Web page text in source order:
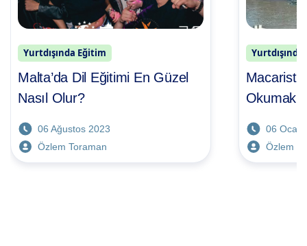
Yurtdışında Eğitim
Malta’da Dil Eğitimi En Güzel
Nasıl Olur?
06 Ağustos 2023
Özlem Toraman
Okumak
06 Ocak
Özlem